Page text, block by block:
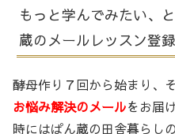
もっと学んでみたい、
蔵のメールレッスン登
酵母作り７回から始まり、
お悩み解決のメールをお届
時にはぱん蔵の田舎暮らし